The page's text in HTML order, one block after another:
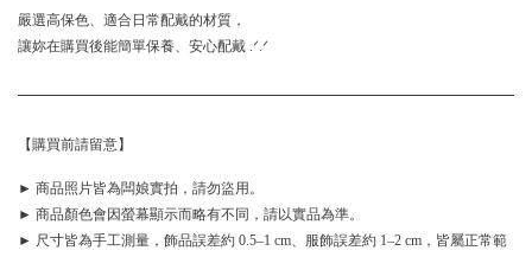
嚴選高保色、適合日常配戴的材質，
讓妳在購買後能簡單保養、安心配戴 .ᐟ.ᐟ
【購買前請留意】
► 商品照片皆為闆娘實拍，請勿盜用。
► 商品顏色會因螢幕顯示而略有不同，請以實品為準。
► 尺寸皆為手工測量，飾品誤差約 0.5–1 cm、服飾誤差約 1–2 cm，皆屬正常範